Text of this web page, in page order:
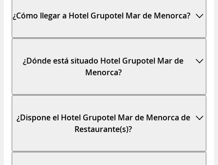
¿Cómo llegar a Hotel Grupotel Mar de Menorca?
¿Dónde está situado Hotel Grupotel Mar de
Menorca?
¿Dispone el Hotel Grupotel Mar de Menorca de
Restaurante(s)?